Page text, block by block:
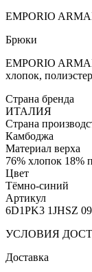
EMPORIO
Брюки
EMPORIO
хлопок,
Страна бренда
ИТАЛИЯ
Страна
Камбоджа
Материал верха
76% хлопок 18%
Цвет
Тёмно-синий
Артикул
6D1PK3 1JHSZ
УСЛОВИЯ
Доставка